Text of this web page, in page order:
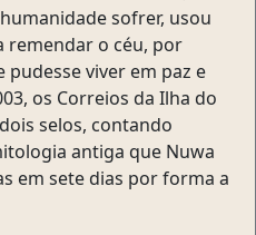
sofrer, usou
remendar o céu, por
viver em paz e
os Correios da Ilha do
selos, contando
antiga que Nuwa
em sete dias por forma a